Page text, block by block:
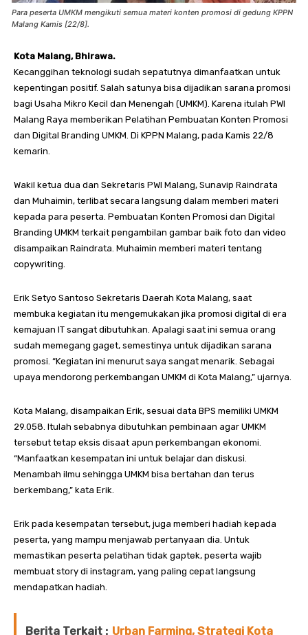
Para peserta UMKM mengikuti semua materi konten promosi di gedung KPPN
Malang Kamis [22/8].
Kota Malang, Bhirawa.
Kecanggihan teknologi sudah sepatutnya dimanfaatkan untuk
kepentingan positif. Salah satunya bisa dijadikan sarana promosi
bagi Usaha Mikro Kecil dan Menengah (UMKM). Karena itulah PWI
Malang Raya memberikan Pelatihan Pembuatan Konten Promosi
dan Digital Branding UMKM. Di KPPN Malang, pada Kamis 22/8
kemarin.
Wakil ketua dua dan Sekretaris PWI Malang, Sunavip Raindrata
dan Muhaimin, terlibat secara langsung dalam memberi materi
kepada para peserta. Pembuatan Konten Promosi dan Digital
Branding UMKM terkait pengambilan gambar baik foto dan video
disampaikan Raindrata. Muhaimin memberi materi tentang
copywriting.
Erik Setyo Santoso Sekretaris Daerah Kota Malang, saat
membuka kegiatan itu mengemukakan jika promosi digital di era
kemajuan IT sangat dibutuhkan. Apalagi saat ini semua orang
sudah memegang gaget, semestinya untuk dijadikan sarana
promosi. “Kegiatan ini menurut saya sangat menarik. Sebagai
upaya mendorong perkembangan UMKM di Kota Malang,” ujarnya.
Kota Malang, disampaikan Erik, sesuai data BPS memiliki UMKM
29.058. Itulah sebabnya dibutuhkan pembinaan agar UMKM
tersebut tetap eksis disaat apun perkembangan ekonomi.
“Manfaatkan kesempatan ini untuk belajar dan diskusi.
Menambah ilmu sehingga UMKM bisa bertahan dan terus
berkembang,” kata Erik.
Erik pada kesempatan tersebut, juga memberi hadiah kepada
peserta, yang mampu menjawab pertanyaan dia. Untuk
memastikan peserta pelatihan tidak gaptek, peserta wajib
membuat story di instagram, yang paling cepat langsung
mendapatkan hadiah.
Berita Terkait : Urban Farming, Strategi Kota